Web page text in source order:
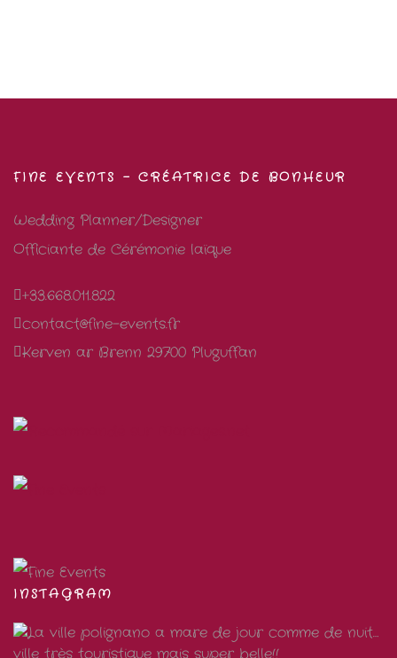
FINE EVENTS – CRÉATRICE DE BONHEUR
Wedding Planner/Designer
Officiante de Cérémonie laïque
+33.668.011.822
contact@fine-events.fr
Kerven ar Brenn 29700 Pluguffan
INSTAGRAM